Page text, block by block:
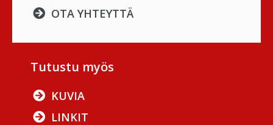
OTA YHTEYTTÄ
Tutustu myös
KUVIA
LINKIT